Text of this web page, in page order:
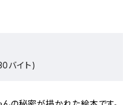
バイト)